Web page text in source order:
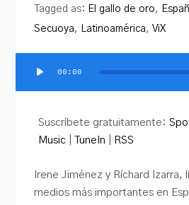
Tagged as: El gallo de oro,
Secuoya, Latinoamérica,ViX
Reproductor
00:00
Suscríbete gratuitamente:
Music |TuneIn RSS
Irene Jiménez y Ríchard Izarra,
medios más importantes en